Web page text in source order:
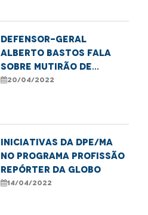
Defensor-geral
Alberto Bastos fala
sobre mutirão de
documentação básica
20/04/2022
Iniciativas da DPE/MA
no programa Profissão
Repórter da Globo
14/04/2022